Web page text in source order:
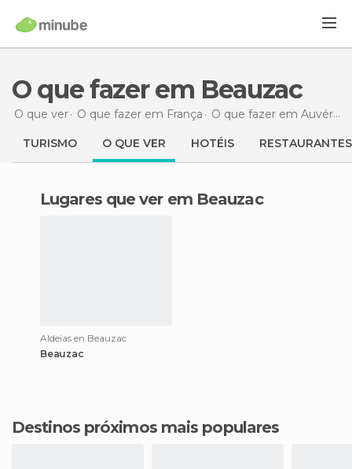
O que fazer em Beauzac
O que ver O que fazer em França O que fazer em Auvérnia
TURISMO O QUE VER HOTÉIS RESTAURANTES
Lugares que ver em Beauzac
Aldeias en Beauzac
Beauzac
Destinos próximos mais populares